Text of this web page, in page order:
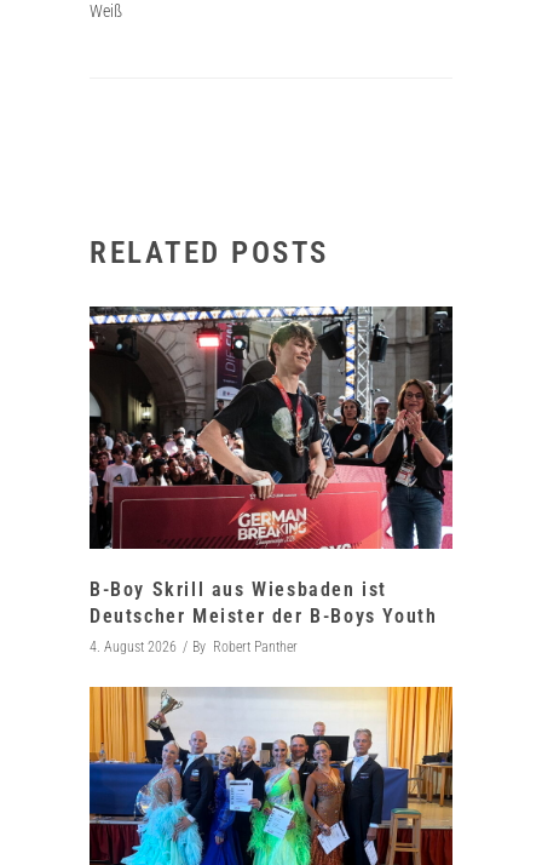
Weiß
RELATED POSTS
B-Boy Skrill aus Wiesbaden ist
Deutscher Meister der B-Boys Youth
4. August 2026 By Robert Panther